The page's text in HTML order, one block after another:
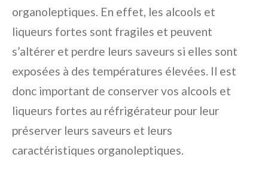
organoleptiques. En effet, les alcools et
liqueurs fortes sont fragiles et peuvent
s’altérer et perdre leurs saveurs si elles sont
exposées à des températures élevées. Il est
donc important de conserver vos alcools et
liqueurs fortes au réfrigérateur pour leur
préserver leurs saveurs et leurs
caractéristiques organoleptiques.